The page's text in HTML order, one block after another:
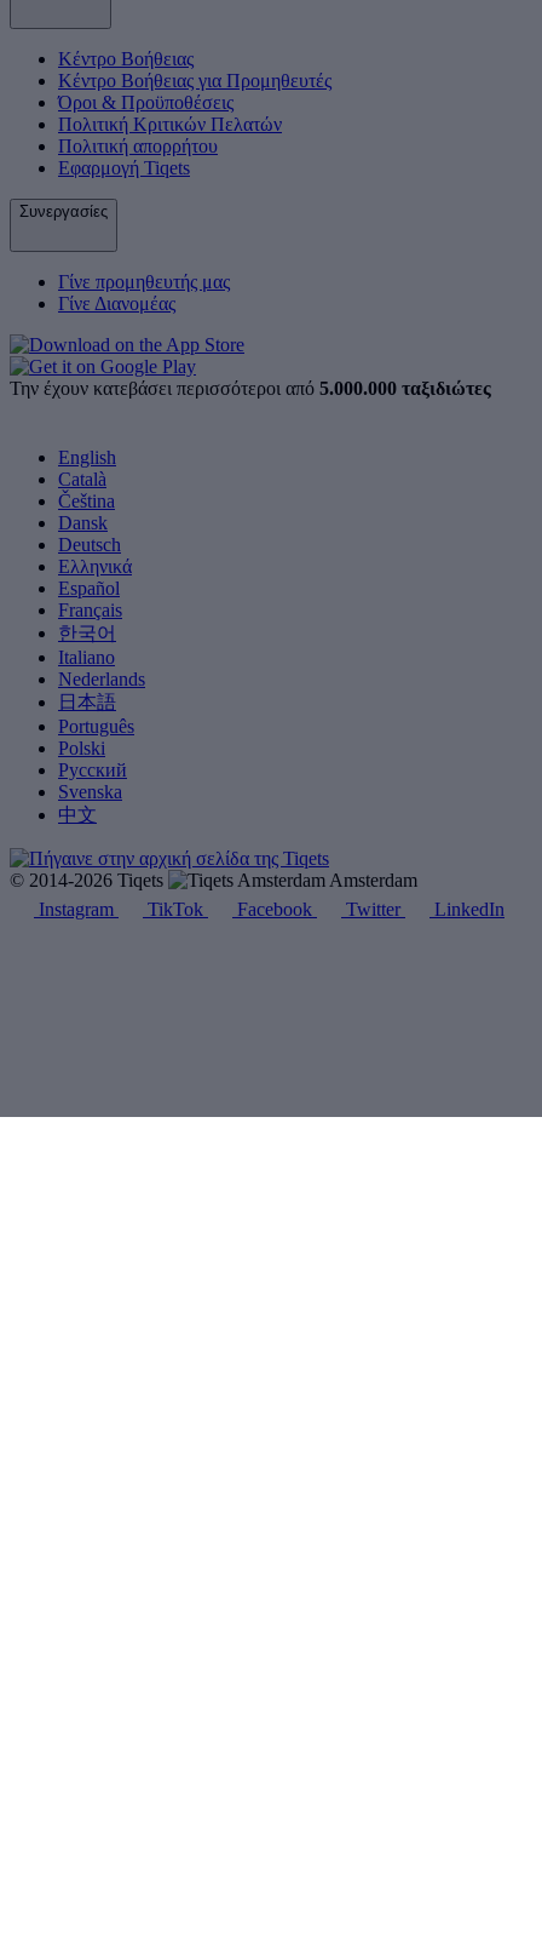
Κέντρο Βοήθειας
Κέντρο Βοήθειας για Προμηθευτές
Όροι & Προϋποθέσεις
Πολιτική Κριτικών Πελατών
Πολιτική απορρήτου
Εφαρμογή Tiqets
Συνεργασίες
Γίνε προμηθευτής μας
Γίνε Διανομέας
Την έχουν κατεβάσει περισσότεροι από 5.000.000 ταξιδιώτες
English
Català
Čeština
Dansk
Deutsch
Ελληνικά
Español
Français
한국어
Italiano
Nederlands
日本語
Português
Polski
Русский
Svenska
中文
© 2014-2026 Tiqets
Amsterdam
Instagram
TikTok Facebook Twitter LinkedIn